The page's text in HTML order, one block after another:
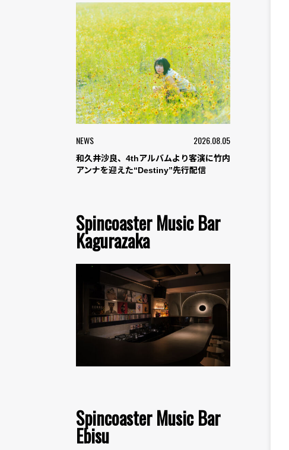
NEWS 2026.08.05
和久井沙良、4thアルバムより客演に竹内
アンナを迎えた“Destiny”先行配信
Spincoaster Music Bar
Kagurazaka
Spincoaster Music Bar
Ebisu